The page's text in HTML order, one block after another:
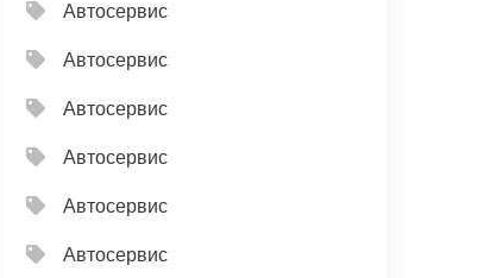
Автосервис
Автосервис
Автосервис
Автосервис
Автосервис
Автосервис